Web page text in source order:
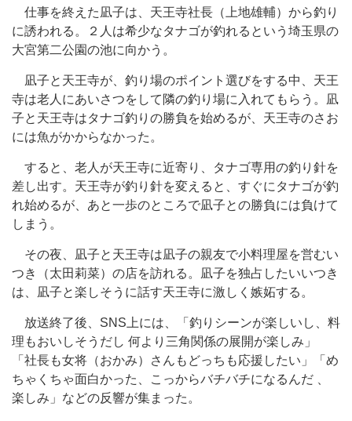
仕事を終えた凪子は、天王寺社長（上地雄輔）から釣り
に誘われる。２人は希少なタナゴが釣れるという埼玉県の
大宮第二公園の池に向かう。
凪子と天王寺が、釣り場のポイント選びをする中、天王
寺は老人にあいさつをして隣の釣り場に入れてもらう。凪
子と天王寺はタナゴ釣りの勝負を始めるが、天王寺のさお
には魚がかからなかった。
すると、老人が天王寺に近寄り、タナゴ専用の釣り針を
差し出す。天王寺が釣り針を変えると、すぐにタナゴが釣
れ始めるが、あと一歩のところで凪子との勝負には負けて
しまう。
その夜、凪子と天王寺は凪子の親友で小料理屋を営むい
つき（太田莉菜）の店を訪れる。凪子を独占したいいつき
は、凪子と楽しそうに話す天王寺に激しく嫉妬する。
放送終了後、SNS上には、「釣りシーンが楽しいし、料
理もおいしそうだし 何より三角関係の展開が楽しみ」
「社長も女将（おかみ）さんもどっちも応援したい」「め
ちゃくちゃ面白かった、こっからバチバチになるんだ 、
楽しみ」などの反響が集まった。